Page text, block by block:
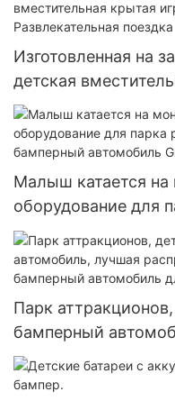
Изготовленная на
детская
площадка Happy
поездка
Малыш катается на
оборудование для
электрический
Парк
бамперный
электрический
детей